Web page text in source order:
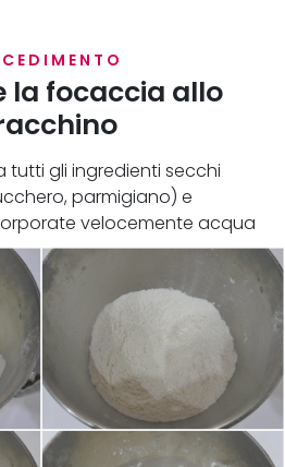
la focaccia allo
tutti gli ingredienti secchi
parmigiano) e
velocemente acqua